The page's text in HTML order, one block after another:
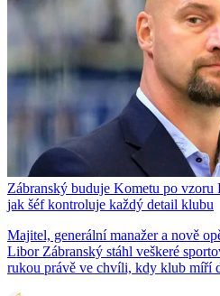
Zábranský buduje Kometu po vzoru
jak šéf kontroluje každý detail klubu
Majitel, generální manažer a nově
Libor Zábranský stáhl veškeré
rukou právě ve chvíli, kdy klub míří